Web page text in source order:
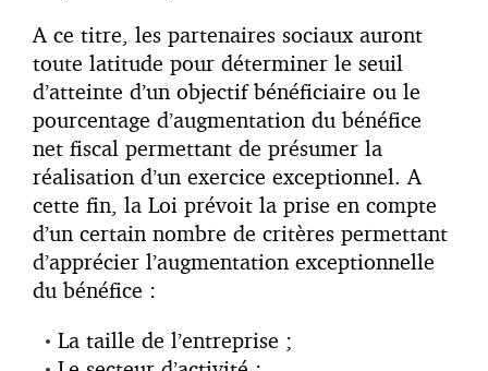
A ce titre, les partenaires sociaux auront
toute latitude pour déterminer le seuil
d’atteinte d’un objectif bénéficiaire ou le
pourcentage d’augmentation du bénéfice
net fiscal permettant de présumer la
réalisation d’un exercice exceptionnel. A
cette fin, la Loi prévoit la prise en compte
d’un certain nombre de critères permettant
d’apprécier l’augmentation exceptionnelle
du bénéfice :
La taille de l’entreprise ;